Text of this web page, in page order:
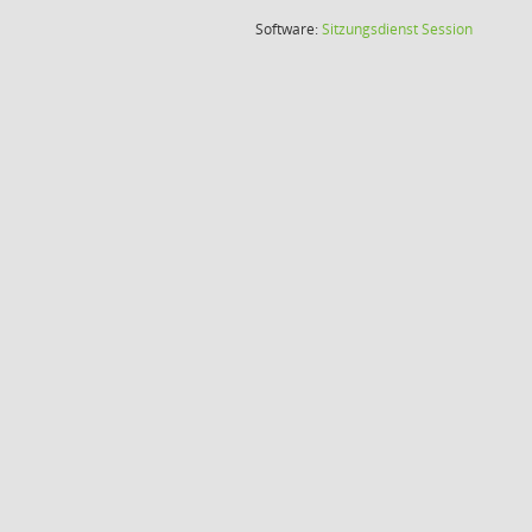
Software:SitzungsdienstSession(Wird in